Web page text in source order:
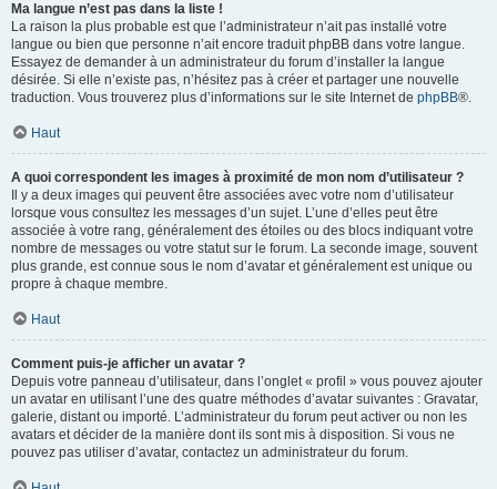
Ma langue n’est pas dans la liste !
La raison la plus probable est que l’administrateur n’ait pas installé votre
langue ou bien que personne n’ait encore traduit phpBB dans votre langue.
Essayez de demander à un administrateur du forum d’installer la langue
désirée. Si elle n’existe pas, n’hésitez pas à créer et partager une nouvelle
traduction. Vous trouverez plus d’informations sur le site Internet de phpBB®.
Haut
A quoi correspondent les images à proximité de mon nom d’utilisateur ?
Il y a deux images qui peuvent être associées avec votre nom d’utilisateur
lorsque vous consultez les messages d’un sujet. L’une d’elles peut être
associée à votre rang, généralement des étoiles ou des blocs indiquant votre
nombre de messages ou votre statut sur le forum. La seconde image, souvent
plus grande, est connue sous le nom d’avatar et généralement est unique ou
propre à chaque membre.
Haut
Comment puis-je afficher un avatar ?
Depuis votre panneau d’utilisateur, dans l’onglet « profil » vous pouvez ajouter
un avatar en utilisant l’une des quatre méthodes d’avatar suivantes : Gravatar,
galerie, distant ou importé. L’administrateur du forum peut activer ou non les
avatars et décider de la manière dont ils sont mis à disposition. Si vous ne
pouvez pas utiliser d’avatar, contactez un administrateur du forum.